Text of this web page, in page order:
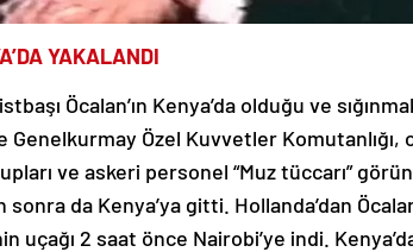
YAKALANDI
Öcalan’ın Kenya’da olduğu ve
Genelkurmay Özel Kuvvetler
ve askeri personel “Muz tüccarı”
sonra da Kenya’ya gitti. Hollanda’dan
uçağı 2 saat önce Nairobi’ye indi.